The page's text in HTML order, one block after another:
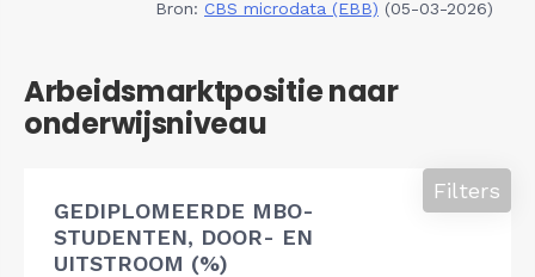
Bron: CBS microdata (EBB) (05-03-2026)
Arbeidsmarktpositie naar
onderwijsniveau
GEDIPLOMEERDE MBO-
STUDENTEN, DOOR- EN
UITSTROOM (%)
Filters